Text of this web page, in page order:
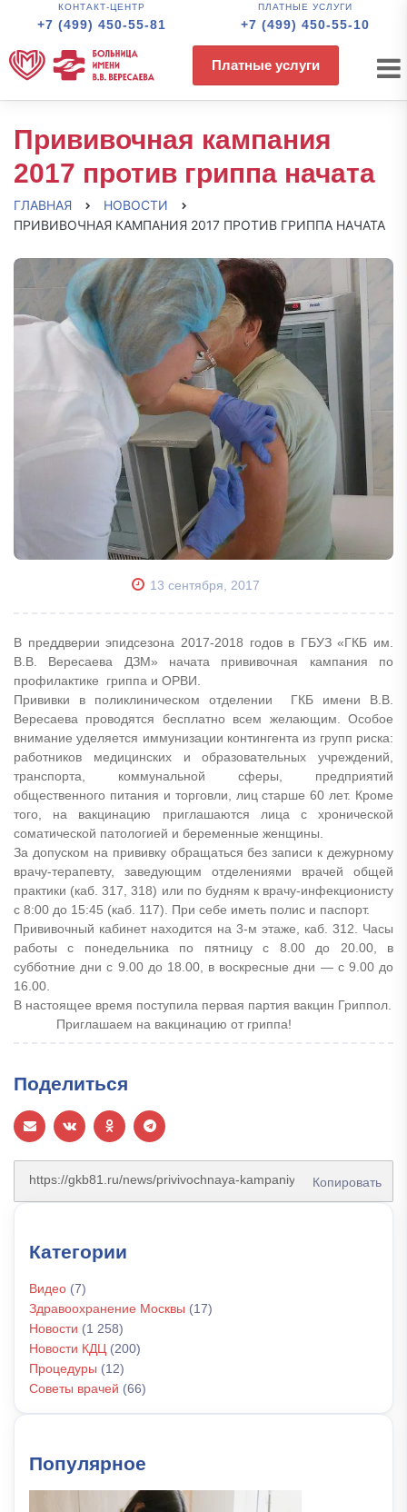
КОНТАКТ-ЦЕНТР
+7 (499) 450-55-81
ПЛАТНЫЕ УСЛУГИ
+7 (499) 450-55-10
Платные услуги
Прививочная кампания
2017 против гриппа начата
ГЛАВНАЯ
НОВОСТИ
ПРИВИВОЧНАЯ КАМПАНИЯ 2017 ПРОТИВ ГРИППА НАЧАТА
13 сентября, 2017
В преддверии эпидсезона 2017-2018 годов в ГБУЗ «ГКБ им.
В.В. Вересаева ДЗМ» начата прививочная кампания по
профилактике гриппа и ОРВИ.
Прививки в поликлиническом отделении ГКБ имени В.В.
Вересаева проводятся бесплатно всем желающим. Особое
внимание уделяется иммунизации контингента из групп риска:
работников медицинских и образовательных учреждений,
транспорта, коммунальной сферы, предприятий
общественного питания и торговли, лиц старше 60 лет. Кроме
того, на вакцинацию приглашаются лица с хронической
соматической патологией и беременные женщины.
За допуском на прививку обращаться без записи к дежурному
врачу-терапевту, заведующим отделениями врачей общей
практики (каб. 317, 318) или по будням к врачу-инфекционисту
с 8:00 до 15:45 (каб. 117). При себе иметь полис и паспорт.
Прививочный кабинет находится на 3-м этаже, каб. 312. Часы
работы с понедельника по пятницу с 8.00 до 20.00, в
субботние дни с 9.00 до 18.00, в воскресные дни — с 9.00 до
16.00.
В настоящее время поступила первая партия вакцин Гриппол.
Приглашаем на вакцинацию от гриппа!
Поделиться
Копировать
Категории
Видео (7)
Здравоохранение Москвы (17)
Новости (1 258)
Новости КДЦ (200)
Процедуры (12)
Советы врачей (66)
Популярное